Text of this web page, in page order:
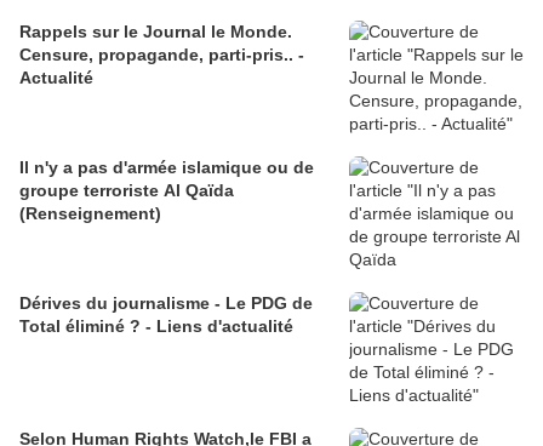
Rappels sur le Journal le Monde.
Censure, propagande, parti-pris.. -
Actualité
Il n'y a pas d'armée islamique ou de
groupe terroriste Al Qaïda
(Renseignement)
Dérives du journalisme - Le PDG de
Total éliminé ? - Liens d'actualité
Selon Human Rights Watch,le FBI a